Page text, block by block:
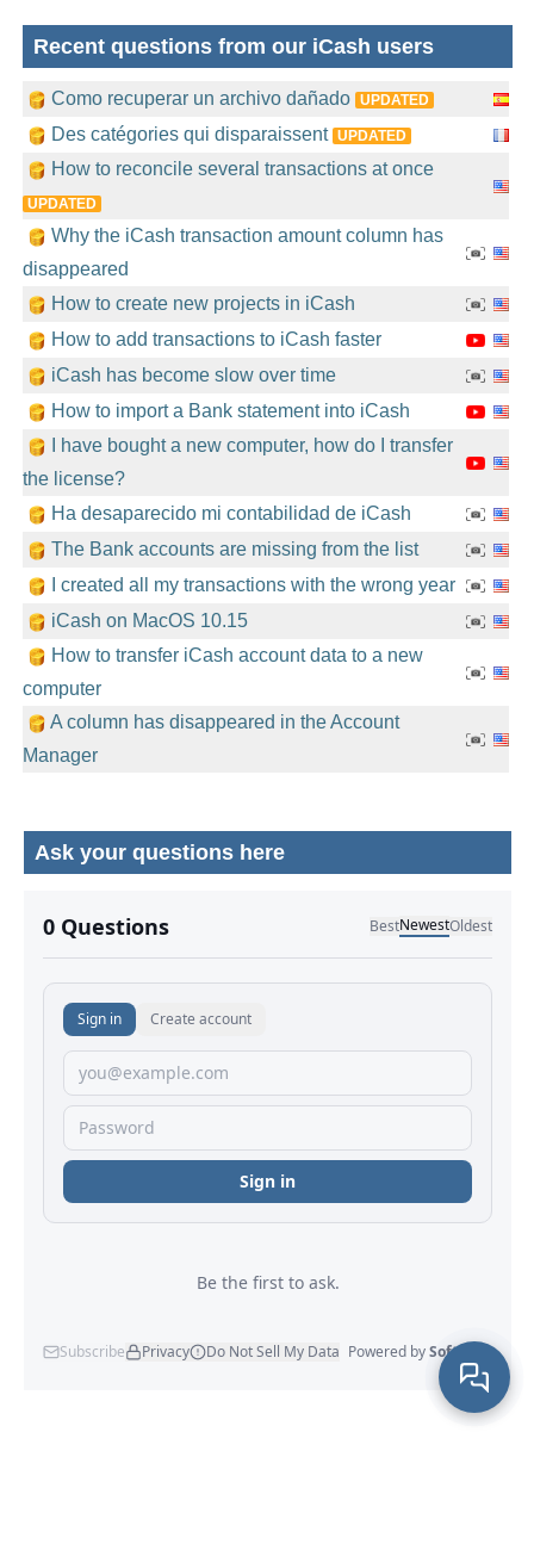
Recent questions from our iCash users
Como recuperar un archivo dañado UPDATED
Des catégories qui disparaissent UPDATED
How to reconcile several transactions at once
UPDATED
Why the iCash transaction amount column has
disappeared
How to create new projects in iCash
How to add transactions to iCash faster
iCash has become slow over time
How to import a Bank statement into iCash
I have bought a new computer, how do I transfer
the license?
Ha desaparecido mi contabilidad de iCash
The Bank accounts are missing from the list
I created all my transactions with the wrong year
iCash on MacOS 10.15
How to transfer iCash account data to a new
computer
A column has disappeared in the Account
Manager
Ask your questions here
No comments yet.